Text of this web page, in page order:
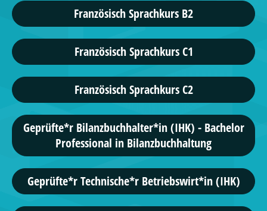
Französisch Sprachkurs B2
Französisch Sprachkurs C1
Französisch Sprachkurs C2
Geprüfte*r Bilanzbuchhalter*in (IHK) - Bachelor
Professional in Bilanzbuchhaltung
Geprüfte*r Technische*r Betriebswirt*in (IHK)